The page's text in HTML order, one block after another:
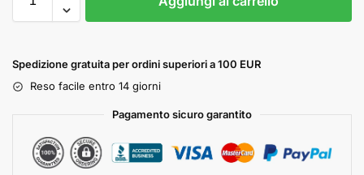
Spedizione gratuita per ordini superiori a 100 EUR
Reso facile entro 14 giorni
Pagamento sicuro garantito